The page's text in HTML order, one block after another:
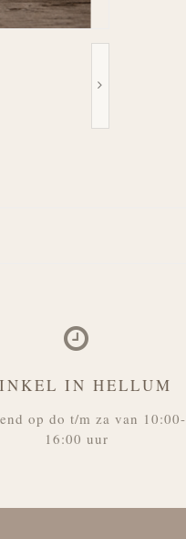
IN HELLUM
op do t/m za van 10:00-
16:00 uur